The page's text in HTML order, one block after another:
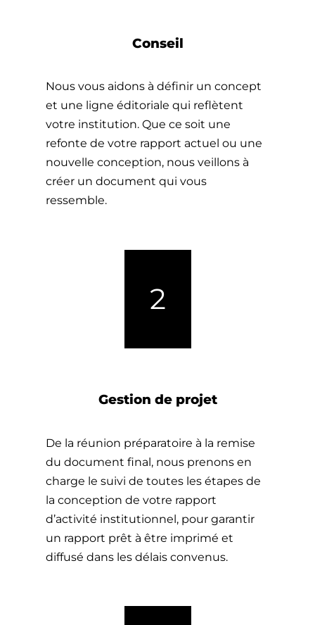
Conseil
Nous vous aidons à définir un concept
et une ligne éditoriale qui reflètent
votre institution. Que ce soit une
refonte de votre rapport actuel ou une
nouvelle conception, nous veillons à
créer un document qui vous
ressemble.
2
Gestion de projet
De la réunion préparatoire à la remise
du document final, nous prenons en
charge le suivi de toutes les étapes de
la conception de votre rapport
d’activité institutionnel, pour garantir
un rapport prêt à être imprimé et
diffusé dans les délais convenus.